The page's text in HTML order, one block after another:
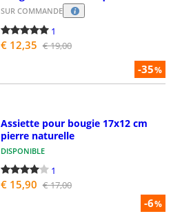
-35%
SUR COMMANDE
1
€ 12,35 € 19,00
-6%
Assiette pour bougie 17x12 cm
pierre naturelle
DISPONIBLE
1
€ 15,90 € 17,00